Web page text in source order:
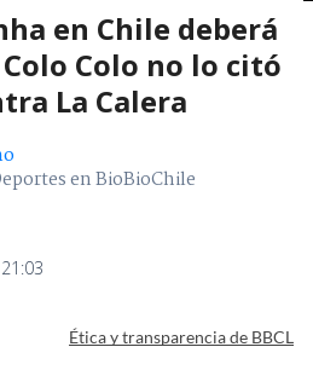
en Chile deberá
Colo no lo citó
La Calera
en BioBioChile
Ética y transparencia de BBCL